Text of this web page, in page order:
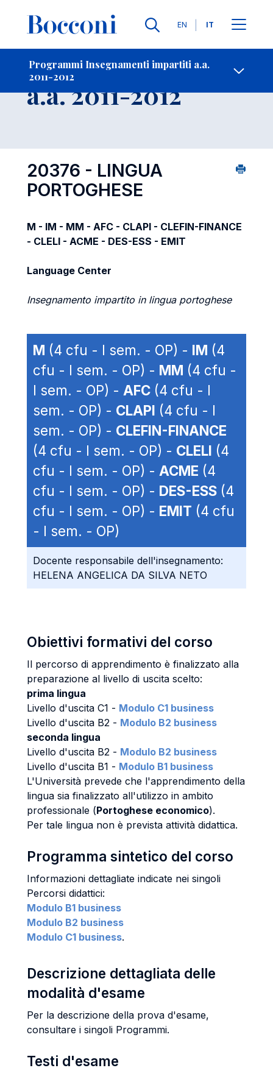
Lingue
EN IT
Programmi Insegnamenti impartiti a.a.
2011-2012
-
Insegnamento
a.a. 2011-2012
20376 - LINGUA
PORTOGHESE
M - IM - MM - AFC - CLAPI - CLEFIN-FINANCE
- CLELI - ACME - DES-ESS - EMIT
Language Center
Insegnamento impartito in lingua portoghese
M (4 cfu - I sem. - OP) - IM (4
cfu - I sem. - OP) - MM (4 cfu -
I sem. - OP) - AFC (4 cfu - I
sem. - OP) - CLAPI (4 cfu - I
sem. - OP) - CLEFIN-FINANCE
(4 cfu - I sem. - OP) - CLELI (4
cfu - I sem. - OP) - ACME (4
cfu - I sem. - OP) - DES-ESS (4
cfu - I sem. - OP) - EMIT (4 cfu
- I sem. - OP)
Docente responsabile dell'insegnamento:
HELENA ANGELICA DA SILVA NETO
Obiettivi formativi del corso
Il percorso di apprendimento è finalizzato alla
preparazione al livello di uscita scelto:
prima lingua
Livello d'uscita C1 - Modulo C1 business
Livello d'uscita B2 - Modulo B2 business
seconda lingua
Livello d'uscita B2 - Modulo B2 business
Livello d'uscita B1 - Modulo B1 business
L'Università prevede che l'apprendimento della
lingua sia finalizzato all'utilizzo in ambito
professionale (Portoghese economico).
Per tale lingua non è prevista attività didattica.
Programma sintetico del corso
Informazioni dettagliate indicate nei singoli
Percorsi didattici:
Modulo B1 business
Modulo B2 business
Modulo C1 business.
Descrizione dettagliata delle
modalità d'esame
Per la descrizione della prova d'esame,
consultare i singoli Programmi.
Testi d'esame